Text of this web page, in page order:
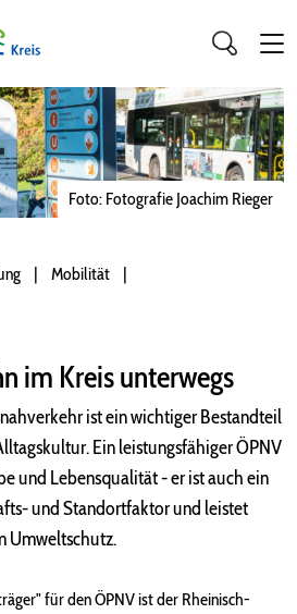
Foto: Fotografie Joachim Rieger
Mobilität
im Kreis unterwegs
ist ein wichtiger Bestandteil
Ein leistungsfähiger ÖPNV
und Lebensqualität - er ist auch ein
und Standortfaktor und leistet
Umweltschutz.
für den ÖPNV ist der Rheinisch-